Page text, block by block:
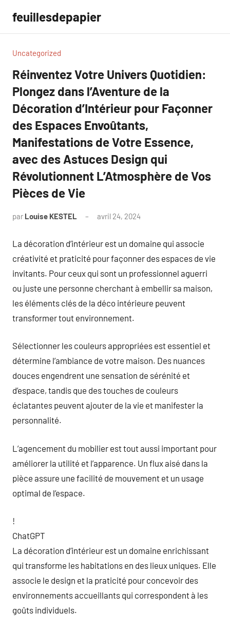
contenu
feuillesdepapier
Uncategorized
Réinventez Votre Univers Quotidien:
Plongez dans l’Aventure de la
Décoration d’Intérieur pour Façonner
des Espaces Envoûtants,
Manifestations de Votre Essence,
avec des Astuces Design qui
Révolutionnent L’Atmosphère de Vos
Pièces de Vie
par Louise KESTEL avril 24, 2024
La décoration d’intérieur est un domaine qui associe
créativité et praticité pour façonner des espaces de vie
invitants. Pour ceux qui sont un professionnel aguerri
ou juste une personne cherchant à embellir sa maison,
les éléments clés de la déco intérieure peuvent
transformer tout environnement.
Sélectionner les couleurs appropriées est essentiel et
détermine l’ambiance de votre maison. Des nuances
douces engendrent une sensation de sérénité et
d’espace, tandis que des touches de couleurs
éclatantes peuvent ajouter de la vie et manifester la
personnalité.
L’agencement du mobilier est tout aussi important pour
améliorer la utilité et l’apparence. Un flux aisé dans la
pièce assure une facilité de mouvement et un usage
optimal de l’espace.
!
ChatGPT
La décoration d’intérieur est un domaine enrichissant
qui transforme les habitations en des lieux uniques. Elle
associe le design et la praticité pour concevoir des
environnements accueillants qui correspondent à les
goûts individuels.